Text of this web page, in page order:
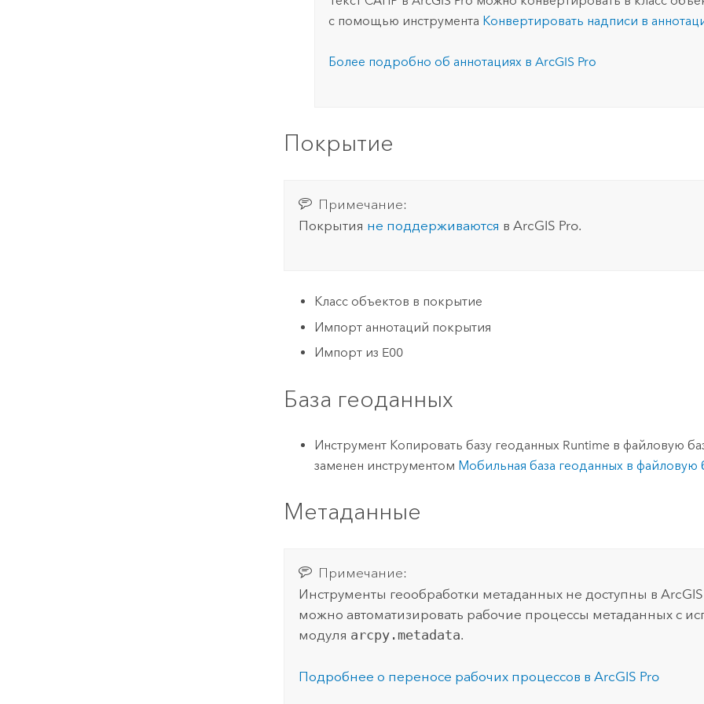
с помощью инструмента Конвертировать надписи в
Более подробно об аннотациях вArcGIS Pro
Покрытие
Примечание:
Покрытия не поддерживаются в ArcGIS Pro.
Класс объектов в покрытие
Импорт аннотаций покрытия
Импорт из E00
База геоданных
Инструмент Копировать базу геоданных Runtime в файловую
заменен инструментом Мобильная база геоданных в файловую
Метаданные
Примечание:
Инструменты геообработки метаданных не доступны в
можно автоматизировать рабочие процессы метаданных с
модуля arcpy.metadata.
Подробнее о переносе рабочих процессов в ArcGIS Pro